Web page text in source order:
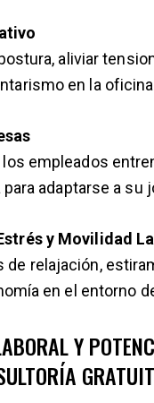
aliviar
en la
empleados
adaptarse a su
y Movilidad
de relajación,
en el entorno
Y